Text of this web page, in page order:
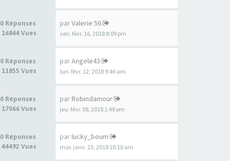
0 Réponses
16844 Vues
parValerie 56
ven. févr. 16, 2018 8:09 pm
0 Réponses
11855 Vues
parAngele43
lun. févr. 12, 2018 9:46 am
0 Réponses
17066 Vues
par Robindamour
jeu. févr. 08, 2018 1:48 pm
0 Réponses
44492 Vues
par lucky_boum
mar. janv. 23, 2018 10:10 am